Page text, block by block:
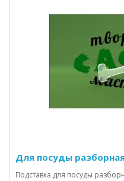
Для посуды
Подставка для посуды